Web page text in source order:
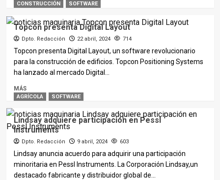
CONSTRUCCIÓN SOFTWARE
Topcon presenta Digital Layout
Dpto. Redacción 22 abril, 2024 714
Topcon presenta Digital Layout, un software revolucionario
para la construcción de edificios. Topcon Positioning Systems
ha lanzado al mercado Digital...
MÁS
AGRÍCOLA SOFTWARE
Lindsay adquiere participación en Pessl
Instruments
Dpto. Redacción 9 abril, 2024 603
Lindsay anuncia acuerdo para adquirir una participación
minoritaria en Pessl Instruments. La Corporación Lindsay,un
destacado fabricante y distribuidor global de...